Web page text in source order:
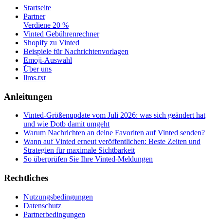
Startseite
Partner
Verdiene 20 %
Vinted Gebührenrechner
Shopify zu Vinted
Beispiele für Nachrichtenvorlagen
Emoji-Auswahl
Über uns
llms.txt
Anleitungen
Vinted-Größenupdate vom Juli 2026: was sich geändert hat
und wie Dotb damit umgeht
Warum Nachrichten an deine Favoriten auf Vinted senden?
Wann auf Vinted erneut veröffentlichen: Beste Zeiten und
Strategien für maximale Sichtbarkeit
So überprüfen Sie Ihre Vinted-Meldungen
Rechtliches
Nutzungsbedingungen
Datenschutz
Partnerbedingungen